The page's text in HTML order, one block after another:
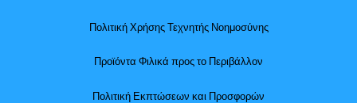
Πολιτική Χρήσης Τεχνητής Νοημοσύνης
Προϊόντα Φιλικά προς το Περιβάλλον
Πολιτική Εκπτώσεων και Προσφορών